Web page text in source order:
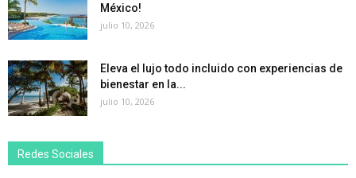
México!
julio 10, 2026
Eleva el lujo todo incluido con experiencias de
bienestar en la...
julio 10, 2026
Redes Sociales